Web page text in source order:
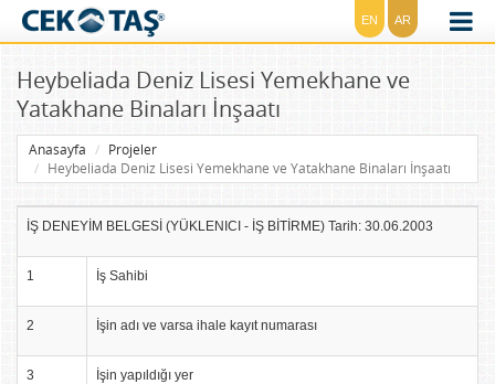
EN AR
Heybeliada Deniz Lisesi Yemekhane ve
Yatakhane Binaları İnşaatı
Anasayfa
Projeler
Heybeliada Deniz Lisesi Yemekhane ve Yatakhane Binaları İnşaatı
İŞ DENEYİM BELGESİ (YÜKLENICI - İŞ BİTİRME) Tarih: 30.06.2003
1 İş Sahibi
2 İşin adı ve varsa ihale kayıt numarası
3 İşin yapıldığı yer